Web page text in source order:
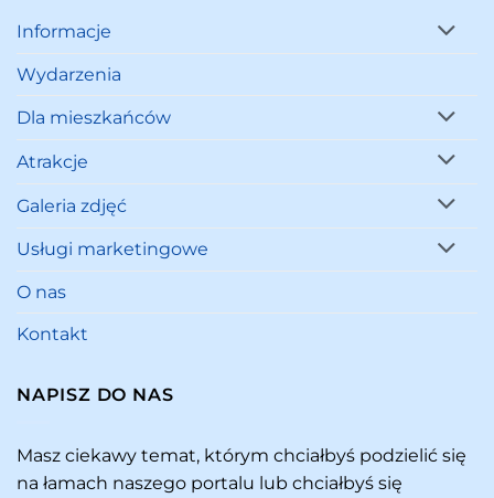
Informacje
Wydarzenia
Dla mieszkańców
Atrakcje
Galeria zdjęć
Usługi marketingowe
O nas
Kontakt
NAPISZ DO NAS
Masz ciekawy temat, którym chciałbyś podzielić się
na łamach naszego portalu lub chciałbyś się